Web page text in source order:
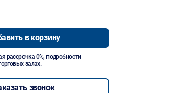
в корзину
рассрочка 0%, подробности
залах.
звонок